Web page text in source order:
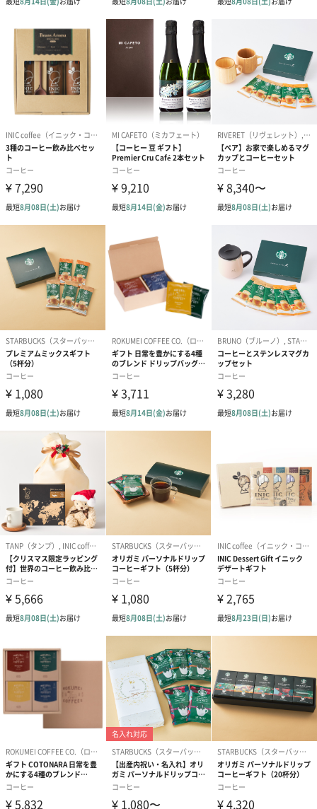
商品詳細情報
成分/原材料
コーヒー豆(グァテマラ・ブラジル・エクアドル)
さ
245㎜・145㎜・75㎜
外装の形状
四角い紙箱
重さ/内容量
1缶内のコーヒー豆80g
賞味期限
お届けから3ヶ月
原産国
グァテマラ・インドネシア・エクアドル
お届け内容
オリジナル缶にそれぞれのコーヒーが80g
対応可能オプ
無料：ラッピング・コーヒーの種類
有料：のし・紙袋